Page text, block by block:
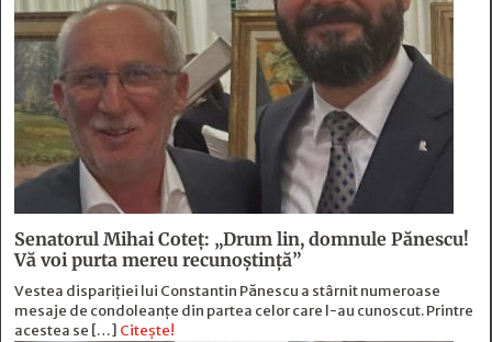
Senatorul Mihai Coteț: „Drum lin, domnule Pănescu!
Vă voi purta mereu recunoștință”
Vestea dispariției lui Constantin Pănescu a stârnit numeroase
mesaje de condoleanțe din partea celor care l-au cunoscut. Printre
acestea se […] Citește!